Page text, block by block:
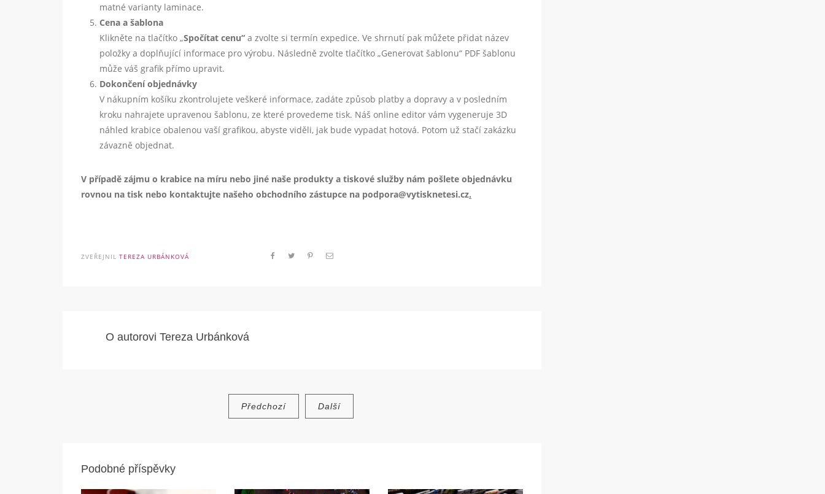
matné varianty laminace.
Cena a šablona
Klikněte na tlačítko „Spočítat cenu“ a zvolte si termín expedice. Ve shrnutí pak můžete přidat název
položky a doplňující informace pro výrobu. Následně zvolte tlačítko „Generovat šablonu“ PDF šablonu
může váš grafik přímo upravit.
Dokončení objednávky
V nákupním košíku zkontrolujete veškeré informace, zadáte způsob platby a dopravy a v posledním
kroku nahrajete upravenou šablonu, ze které provedeme tisk. Náš online editor vám vygeneruje 3D
náhled krabice obalenou vaší grafikou, abyste viděli, jak bude vypadat hotová. Potom už stačí zakázku
závazně objednat.
V případě zájmu o krabice na míru nebo jiné naše produkty a tiskové služby nám pošlete objednávku
rovnou na tisk nebo kontaktujte našeho obchodního zástupce na podpora@vytisknetesi.cz.
ZVEŘEJNIL TEREZA URBÁNKOVÁ
O autorovi Tereza Urbánková
Předchozí Další
Podobné příspěvky